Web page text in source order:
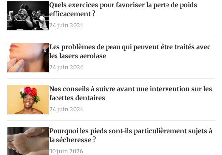
Quels exercices pour favoriser la perte de poids
efficacement ?
24 juin 2026
Les problèmes de peau qui peuvent être traités avec
les lasers aerolase
24 juin 2026
Nos conseils à suivre avant une intervention sur les
facettes dentaires
24 juin 2026
Pourquoi les pieds sont-ils particulièrement sujets à
la sécheresse ?
30 juin 2026